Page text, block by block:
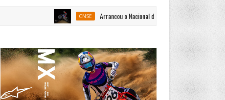
CNSE Arrancou o Nacional de Super Enduro em Penafiel